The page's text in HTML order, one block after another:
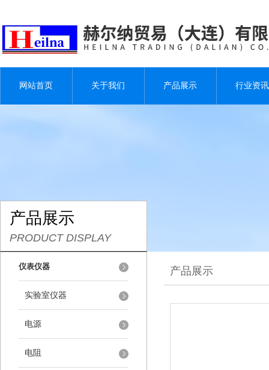
网站首页 关于我们 产品展示 行业资讯
产品展示
PRODUCT DISPLAY
仪表仪器
实验室仪器
电源
电阻
产品展示